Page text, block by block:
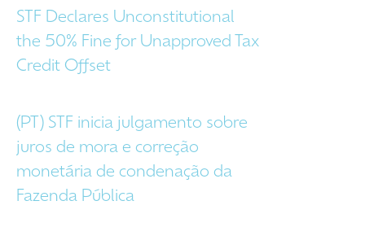
STF Declares Unconstitutional
the 50% Fine for Unapproved Tax
Credit Offset
(PT) STF inicia julgamento sobre
juros de mora e correção
monetária de condenação da
Fazenda Pública